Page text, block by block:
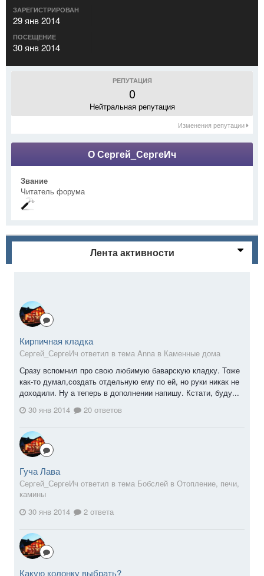
ЗАРЕГИСТРИРОВАН
29 янв 2014
ПОСЕЩЕНИЕ
30 янв 2014
РЕПУТАЦИЯ
0
Нейтральная репутация
Изменения репутации
О Сергей_СергеИч
Звание
Читатель форума
Лента активности
Кирпичная кладка
Сергей_СергеИч ответил в тема Anna в Каменные дома
Сразу вспомнил про свою любимую баварскую кладку. Тоже
как-то думал,создать отдельную ему по ей, но руки никак не
доходили. Ну а теперь в дополнении напишу. Кстати, буду...
30 янв 2014
20 ответов
Гуча Лава
Сергей_СергеИч ответил в тема Бобслей в Отопление, печи,
камины
30 янв 2014
2 ответа
Какую колонку выбрать?